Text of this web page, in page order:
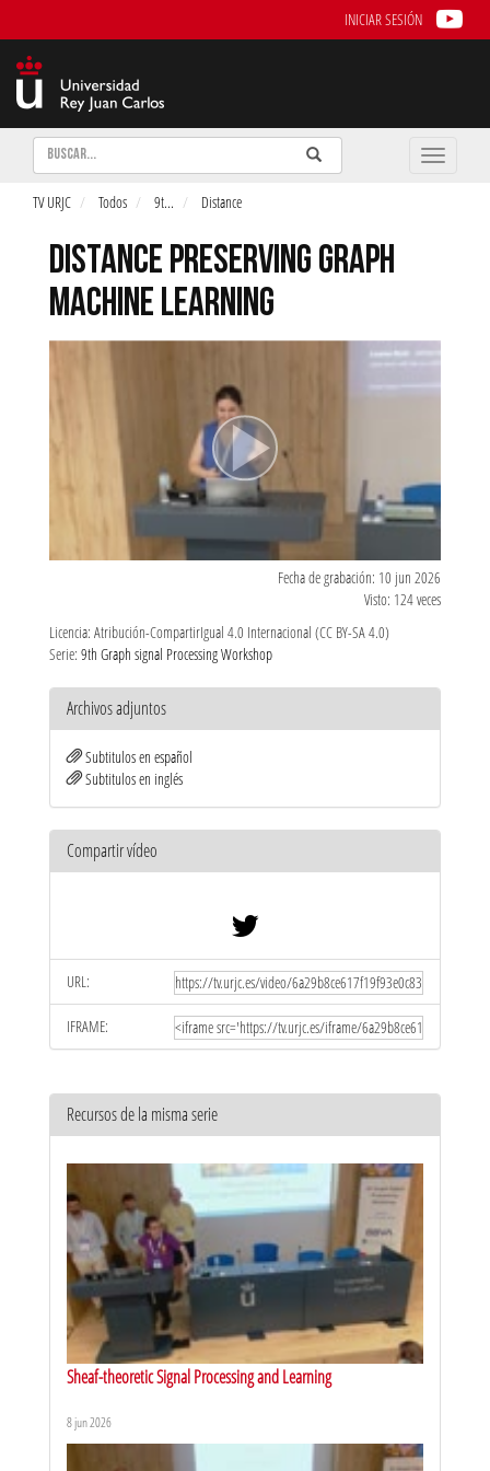
INICIAR SESIÓN
Buscar Enviar
Buscar
Toggle
TV URJC Todos 9t... Distance
DISTANCE PRESERVING GRAPH
MACHINE LEARNING
Fecha de grabación: 10 jun 2026
Visto: 124 veces
Licencia: Atribución-CompartirIgual 4.0 Internacional (CC BY-SA 4.0)
Serie: 9th Graph signal Processing Workshop
Archivos adjuntos
Subtitulos en español
Subtitulos en inglés
Compartir vídeo
URL:
IFRAME:
Recursos de la misma serie
Sheaf-theoretic Signal Processing and Learning
8 jun 2026